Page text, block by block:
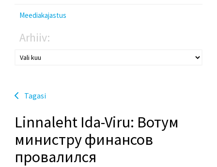
Meediakajastus
Arhiiv:
Tagasi
Linnaleht Ida-Viru: Вотум
министру финансов
провалился